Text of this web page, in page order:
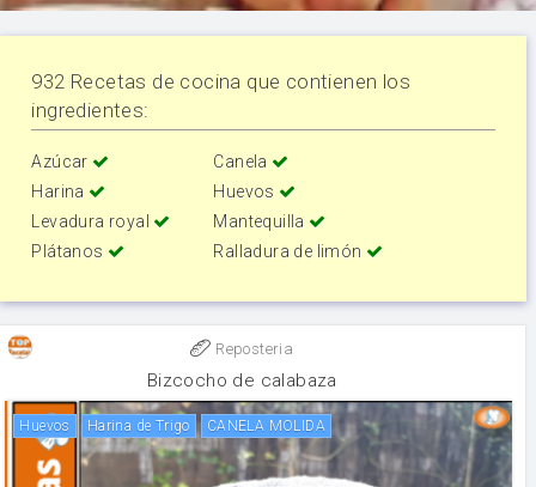
932 Recetas de cocina que contienen los
ingredientes:
Azúcar
Canela
Harina
Huevos
Levadura royal
Mantequilla
Plátanos
Ralladura de limón
Reposteria
Bizcocho de calabaza
huevos Harina de Trigo CANELA MOLIDA